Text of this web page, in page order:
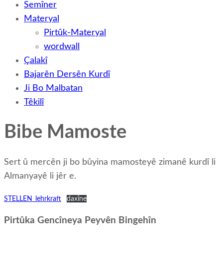
Semîner
Materyal
Pirtûk-Materyal
wordwall
Çalakî
Bajarên Dersên Kurdî
Ji Bo Malbatan
Têkilî
Bibe Mamoste
Sert û mercên ji bo bûyina mamosteyê zimanê kurdî li
Almanyayê li jêr e.
STELLEN_lehrkraft daxîne
Pirtûka Gencîneya Peyvên Bingehîn